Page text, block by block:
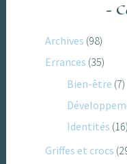
Archives (98)
Errances (35)
Bien-être (7)
Identités (16)
Griffes et crocs